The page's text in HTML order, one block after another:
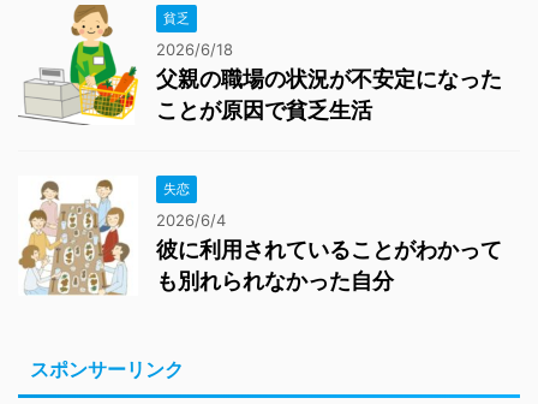
貧乏
2026/6/18
父親の職場の状況が不安定になった
ことが原因で貧乏生活
失恋
2026/6/4
彼に利用されていることがわかって
も別れられなかった自分
スポンサーリンク